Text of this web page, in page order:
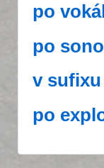
po
po
v
po